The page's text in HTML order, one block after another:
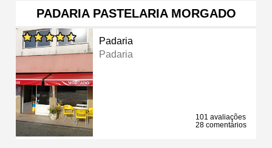
PADARIA PASTELARIA MORGADO
Padaria
Padaria
101 avaliações
28 comentários